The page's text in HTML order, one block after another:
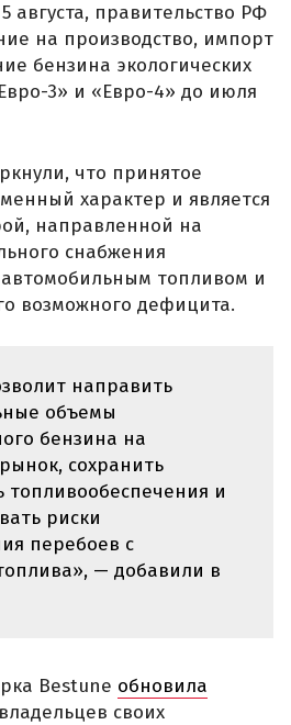
августа, правительство РФ
на производство, импорт
бензина экологических
3» и «Евро-4» до июля
что принятое
характер и является
направленной на
снабжения
топливом и
возможного дефицита.
направить
объемы
бензина на
сохранить
топливообеспечения и
риски
перебоев с
— добавили в
Bestune обновила
своих